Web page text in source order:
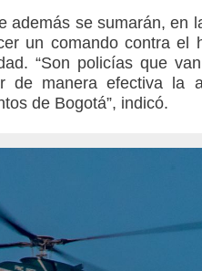
además se sumarán, en
un comando contra el
“Son policías que
de manera efectiva la
de Bogotá”, indicó.